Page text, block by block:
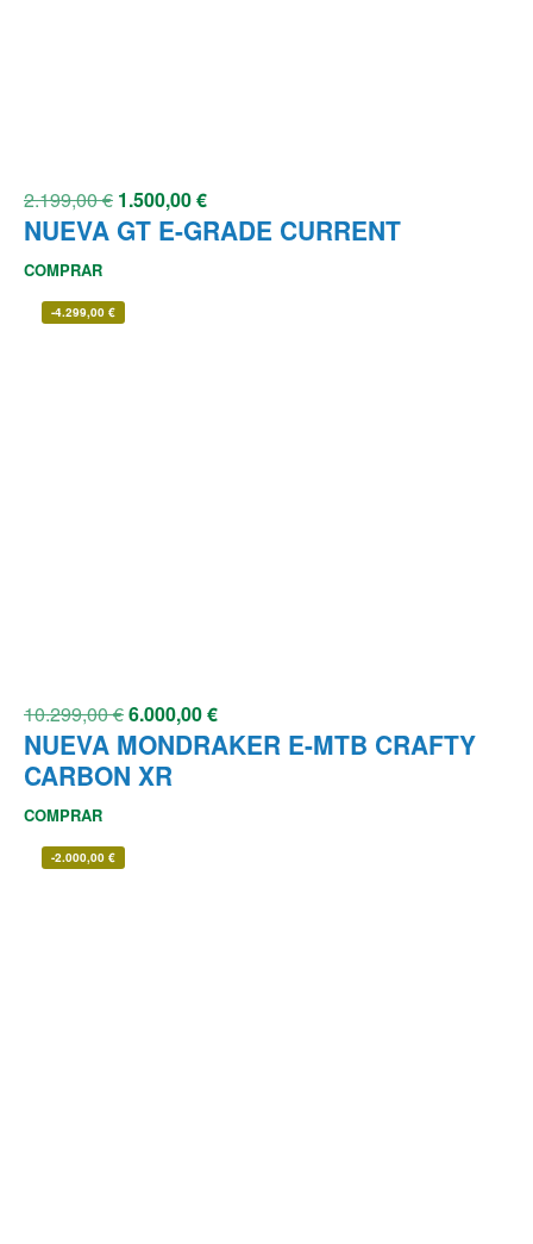
2.199,00€ 1.500,00€
NUEVA GT E-GRADE CURRENT
COMPRAR
-4.299,00 €
10.299,00€6.000,00€
NUEVA MONDRAKER E-MTB CRAFTY
CARBON XR
COMPRAR
-2.000,00 €